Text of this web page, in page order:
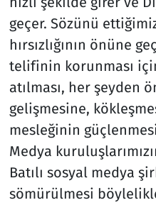
geçer. Sözünü
hırsızlığının önüne
telifinin korunması
atılması, her şeyden
gelişmesine,
mesleğinin
Medya
Batılı sosyal medya
sömürülmesi